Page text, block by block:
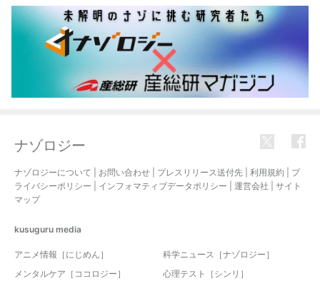
ナゾロジー
ナゾロジーについて お問い合わせ プレスリリース送付先 利用規約
プ
ライバシーポリシー
インフォマティブデータポリシー 運営会社
サイト
マップ
kusuguru media
アニメ情報［にじめん］
科学ニュース［ナゾロジー］
メンタルケア［ココロジー］
心理テスト［シンリ］